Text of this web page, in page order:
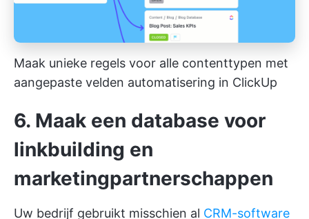
Maak unieke regels voor alle contenttypen met
aangepaste velden automatisering in ClickUp
6. Maak een database voor
linkbuilding en
marketingpartnerschappen
Uw bedrijf gebruikt misschien al CRM-software